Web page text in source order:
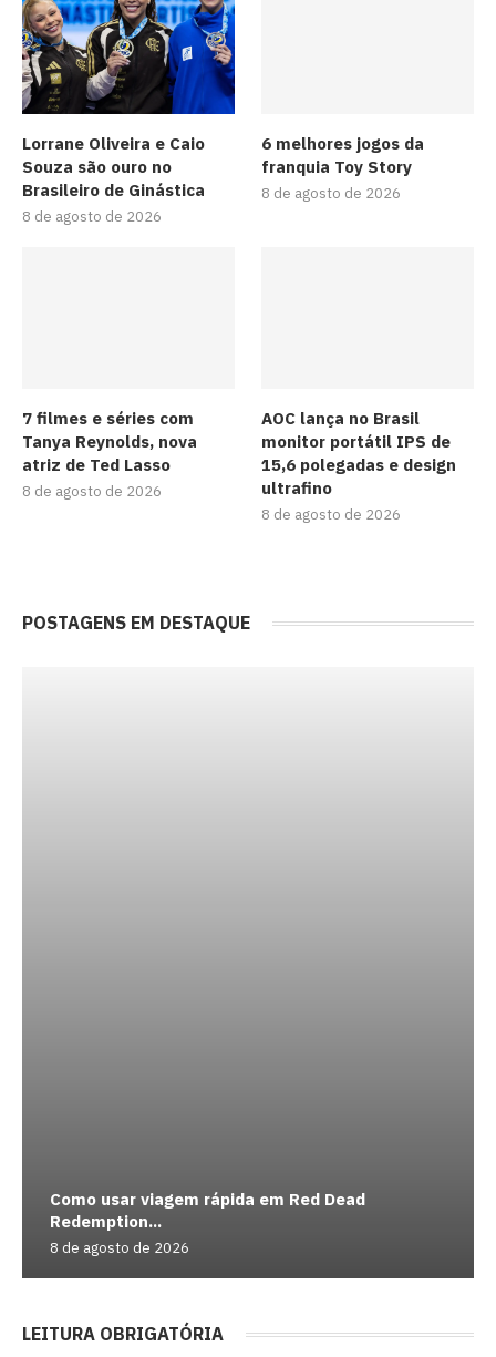
Lorrane Oliveira e Caio
Souza são ouro no
Brasileiro de Ginástica
8 de agosto de 2026
6 melhores jogos da
franquia Toy Story
8 de agosto de 2026
7 filmes e séries com
Tanya Reynolds, nova
atriz de Ted Lasso
8 de agosto de 2026
AOC lança no Brasil
monitor portátil IPS de
15,6 polegadas e design
ultrafino
8 de agosto de 2026
POSTAGENS EM DESTAQUE
Como usar viagem rápida em Red Dead
Redemption...
8 de agosto de 2026
LEITURA OBRIGATÓRIA